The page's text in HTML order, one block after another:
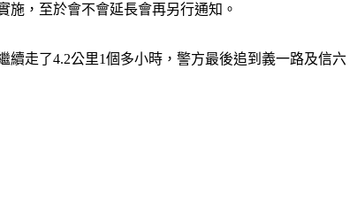
，至於會不會延長會再另行通知。
走了4.2公里1個多小時，警方最後追到義一路及信六